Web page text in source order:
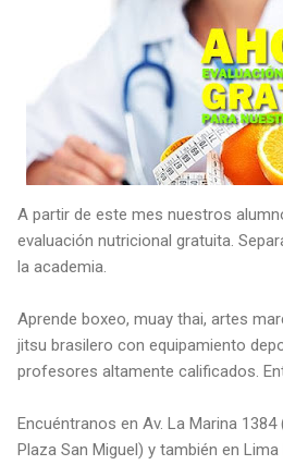
A partir de este mes nuestros
evaluación nutricional gratuita.
la academia.
Aprende boxeo, muay thai, artes
jitsu brasilero con equipamiento
profesores altamente calificados.
Encuéntranos en Av. La Marina
Plaza San Miguel) y también en